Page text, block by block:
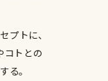
プトに、
コトとの
る。